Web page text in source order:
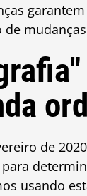
de
de
usando